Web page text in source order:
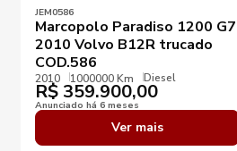
JEM0586
Marcopolo Paradiso 1200 G7
2010 Volvo B12R trucado
COD.586
2010 1000000 Km Diesel
R$ 359.900,00
Anunciado há 6 meses
Ver mais